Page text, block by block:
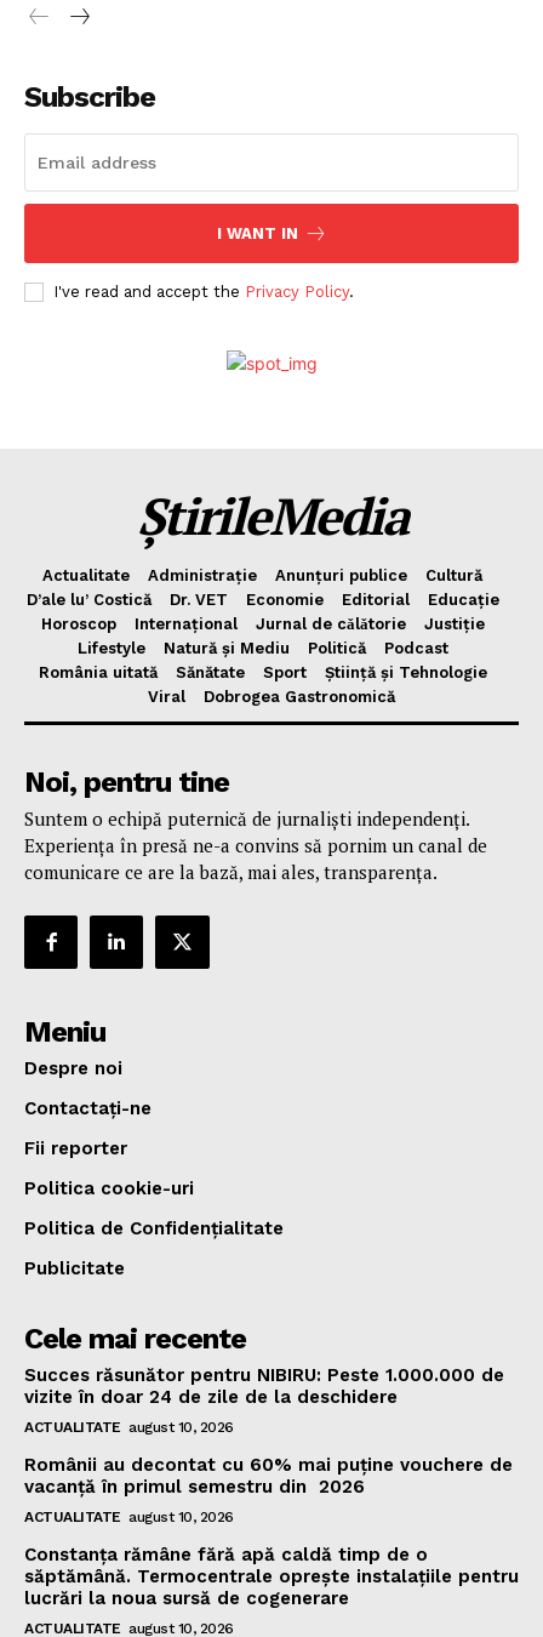
Subscribe
I WANT IN
I've read and accept the Privacy Policy.
ȘtirileMedia
Actualitate Administrație Anunțuri publice
Cultură
D’ale lu’ Costică
Dr. VET Economie Editorial
Educație
Horoscop
Internațional Jurnal de cǎlǎtorie
Justiție
Lifestyle
Natură și Mediu Politică
Podcast
România uitată
Sănătate Sport
Știință și Tehnologie
Viral
Dobrogea Gastronomică
Noi, pentru tine
Suntem o echipă puternică de jurnaliști independenți.
Experiența în presă ne-a convins să pornim un canal de
comunicare ce are la bază, mai ales, transparența.
Meniu
Despre noi
Contactați-ne
Fii reporter
Politica cookie-uri
Politica de Confidențialitate
Publicitate
Cele mai recente
Succes răsunător pentru NIBIRU: Peste 1.000.000 de
vizite în doar 24 de zile de la deschidere
ACTUALITATE august 10, 2026
Românii au decontat cu 60% mai puține vouchere de
vacanță în primul semestru din 2026
ACTUALITATE august 10, 2026
Constanța rămâne fără apă caldă timp de o
săptămână. Termocentrale oprește instalațiile pentru
lucrări la noua sursă de cogenerare
ACTUALITATE august 10, 2026